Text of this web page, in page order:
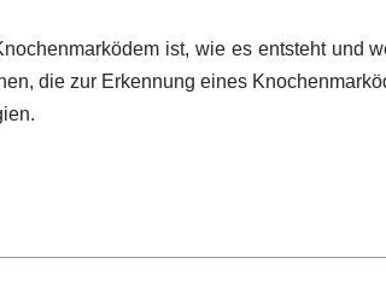
ist, wie es entsteht und
die zur Erkennung eines